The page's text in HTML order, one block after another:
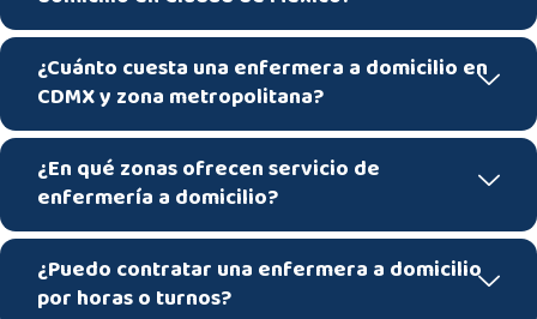
¿Cuánto cuesta una enfermera a domicilio en
CDMX y zona metropolitana?
¿En qué zonas ofrecen servicio de
enfermería a domicilio?
¿Puedo contratar una enfermera a domicilio
por horas o turnos?